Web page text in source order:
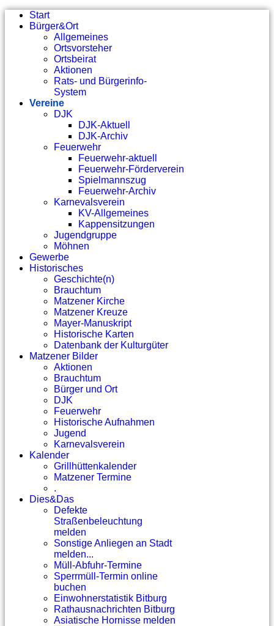
Start
Bürger&Ort
Allgemeines
Ortsvorsteher
Ortsbeirat
Aktionen
Rats- und Bürgerinfo-
System
Vereine
DJK
DJK-Aktuell
DJK-Archiv
Feuerwehr
Feuerwehr-aktuell
Feuerwehr-Förderverein
Spielmannszug
Feuerwehr-Archiv
Karnevalsverein
KV-Allgemeines
Kappensitzungen
Jugendgruppe
Möhnen
Gewerbe
Historisches
Geschichte(n)
Brauchtum
Matzener Kirche
Matzener Kreuze
Mayer-Manuskript
Historische Karten
Datenbank der Kulturgüter
Matzener Bilder
Aktionen
Brauchtum
Bürger und Ort
DJK
Feuerwehr
Historische Aufnahmen
Jugend
Karnevalsverein
Kalender
Grillhüttenkalender
Matzener Termine
.
Dies&Das
Defekte
Straßenbeleuchtung
melden
Sonstige Anliegen an Stadt
melden...
Müll-Abfuhr-Termine
Sperrmüll-Termin online
buchen
Einwohnerstatistik Bitburg
Rathausnachrichten Bitburg
Asiatische Hornisse melden